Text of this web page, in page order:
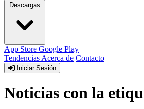
Descargas
App Store Google Play
Tendencias Acerca de Contacto
Iniciar Sesión
Noticias con la